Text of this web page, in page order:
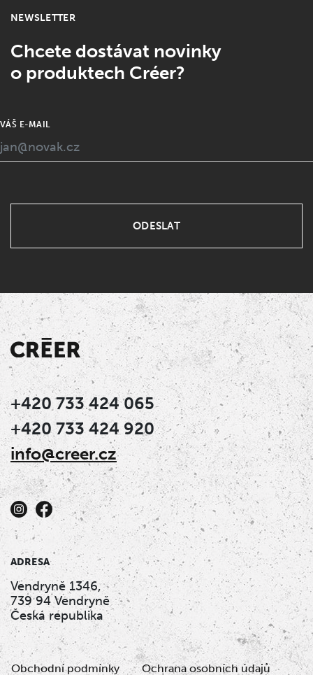
NEWSLETTER
Chcete dostávat novinky
o produktech Créer?
VÁŠ E-MAIL
+420 733 424 065
+420 733 424 920
info@creer.cz
ADRESA
Vendryně 1346,
739 94 Vendryně
Česká republika
Obchodní podmínky Ochrana osobních údajů